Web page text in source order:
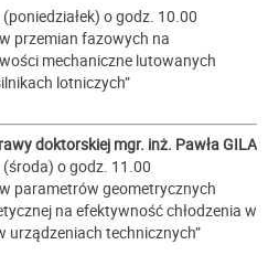
o godz. 10.00
przemian fazowych na
mechaniczne lutowanych
lotniczych”
doktorskiej mgr. inż. Pawła GILA
o godz. 11.00
parametrów geometrycznych
na efektywność chłodzenia w
urządzeniach technicznych”